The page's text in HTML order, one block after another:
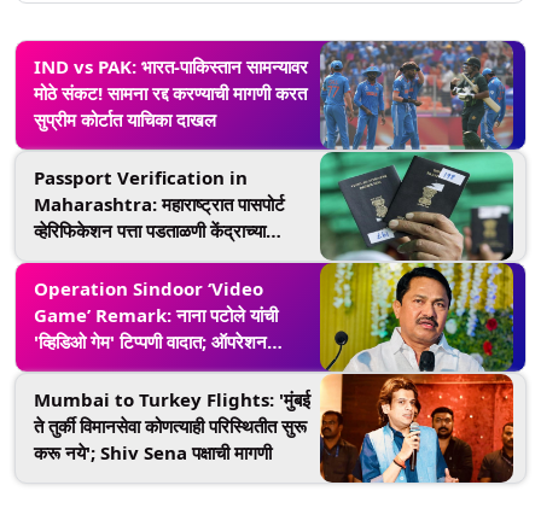
IND vs PAK: भारत-पाकिस्तान सामन्यावर
मोठे संकट! सामना रद्द करण्याची मागणी करत
सुप्रीम कोर्टात याचिका दाखल
Passport Verification in
Maharashtra: महाराष्ट्रात पासपोर्ट
व्हेरिफिकेशन पत्ता पडताळणी केंद्राच्या
एसओपीनुसारच- गृह राज्यमंत्री
Operation Sindoor ‘Video
Game’ Remark: नाना पटोले यांची
'व्हिडिओ गेम' टिप्पणी वादात; ऑपरेशन
सिंदूरवरुन बोलताना वक्तव्य
Mumbai to Turkey Flights: 'मुंबई
ते तुर्की विमानसेवा कोणत्याही परिस्थितीत सुरू
करू नये'; Shiv Sena पक्षाची मागणी